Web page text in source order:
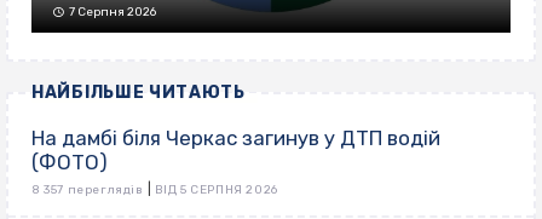
7 Серпня 2026
НАЙБІЛЬШЕ ЧИТАЮТЬ
На дамбі біля Черкас загинув у ДТП водій
(ФОТО)
8 357 переглядів ВІД 5 СЕРПНЯ 2026